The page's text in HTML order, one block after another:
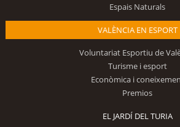
Espais Naturals
VALÈNCIA EN ESPORT
Voluntariat Esportiu de
Turisme i esport
Econòmica i
Premios
EL JARDÍ DEL TURIA